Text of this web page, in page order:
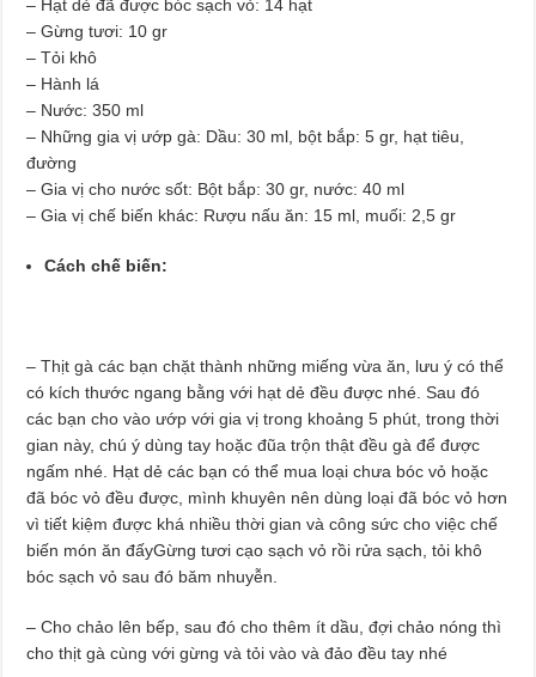
– Hạt dẻ đã được bóc sạch vỏ: 14 hạt
– Gừng tươi: 10 gr
– Tỏi khô
– Hành lá
– Nước: 350 ml
– Những gia vị ướp gà: Dầu: 30 ml, bột bắp: 5 gr, hạt tiêu,
đường
– Gia vị cho nước sốt: Bột bắp: 30 gr, nước: 40 ml
– Gia vị chế biến khác: Rượu nấu ăn: 15 ml, muối: 2,5 gr
Cách chế biến:
– Thịt gà các bạn chặt thành những miếng vừa ăn, lưu ý có thể
có kích thước ngang bằng với hạt dẻ đều được nhé. Sau đó
các bạn cho vào ướp với gia vị trong khoảng 5 phút, trong thời
gian này, chú ý dùng tay hoặc đũa trộn thật đều gà để được
ngấm nhé. Hạt dẻ các bạn có thể mua loại chưa bóc vỏ hoặc
đã bóc vỏ đều được, mình khuyên nên dùng loại đã bóc vỏ hơn
vì tiết kiệm được khá nhiều thời gian và công sức cho việc chế
biến món ăn đấyGừng tươi cạo sạch vỏ rồi rửa sạch, tỏi khô
bóc sạch vỏ sau đó băm nhuyễn.
– Cho chảo lên bếp, sau đó cho thêm ít dầu, đợi chảo nóng thì
cho thịt gà cùng với gừng và tỏi vào và đảo đều tay nhé